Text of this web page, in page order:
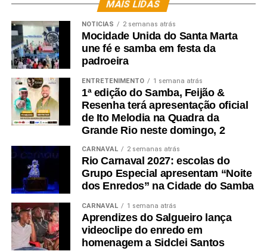
MAIS LIDAS
NOTICIAS 2 semanas atrás
Mocidade Unida do Santa Marta
une fé e samba em festa da
padroeira
ENTRETENIMENTO 1 semana atrás
1ª edição do Samba, Feijão &
Resenha terá apresentação oficial
de Ito Melodia na Quadra da
Grande Rio neste domingo, 2
CARNAVAL 2 semanas atrás
Rio Carnaval 2027: escolas do
Grupo Especial apresentam “Noite
dos Enredos” na Cidade do Samba
CARNAVAL 1 semana atrás
Aprendizes do Salgueiro lança
videoclipe do enredo em
homenagem a Sidclei Santos